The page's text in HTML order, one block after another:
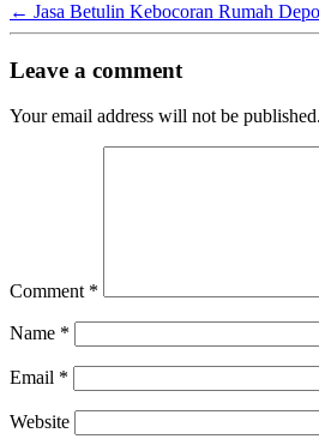
← Jasa Betulin Kebocoran Rumah
Leave a comment
Your email address will not be published.
Comment *
Name *
Email *
Website